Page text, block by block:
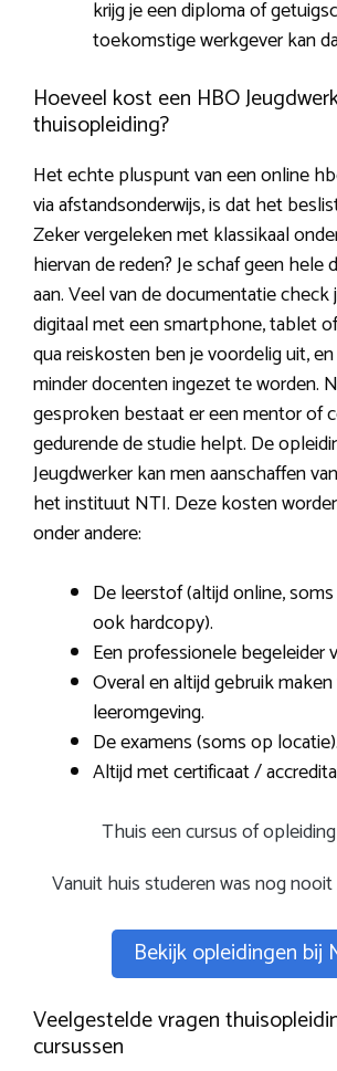
krijg je een diploma of
toekomstige werkgever kan
Hoeveel kost een HBO
thuisopleiding?
Het echte pluspunt van een online
via afstandsonderwijs, is dat het
Zeker vergeleken met klassikaal
hiervan de reden? Je schaf geen hele
aan. Veel van de documentatie
digitaal met een smartphone, tablet
qua reiskosten ben je voordelig uit,
minder docenten ingezet te worden.
gesproken bestaat er een mentor of
gedurende de studie helpt. De
Jeugdwerker kan men aanschaffen
het instituut NTI. Deze kosten
onder andere:
De leerstof (altijd online,
ook hardcopy).
Een professionele begeleider
Overal en altijd gebruik
leeromgeving.
De examens (soms op locatie).
Altijd met certificaat /
Thuis een cursus of
Vanuit huis studeren was nog
Bekijk opleidingen bij
Veelgestelde vragen
cursussen